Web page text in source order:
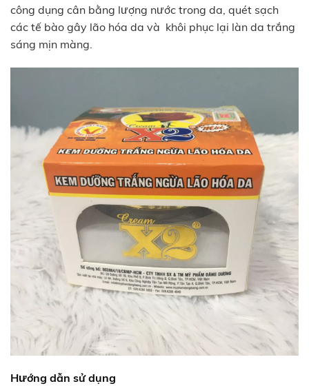
công dụng cân bằng lượng nước trong da, quét sạch
các tế bào gây lão hóa da và khôi phục lại làn da trắng
sáng mịn màng.
Hướng dẫn sử dụng